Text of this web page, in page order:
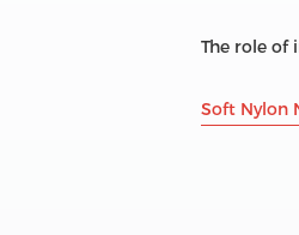
The role of
Soft Nylon